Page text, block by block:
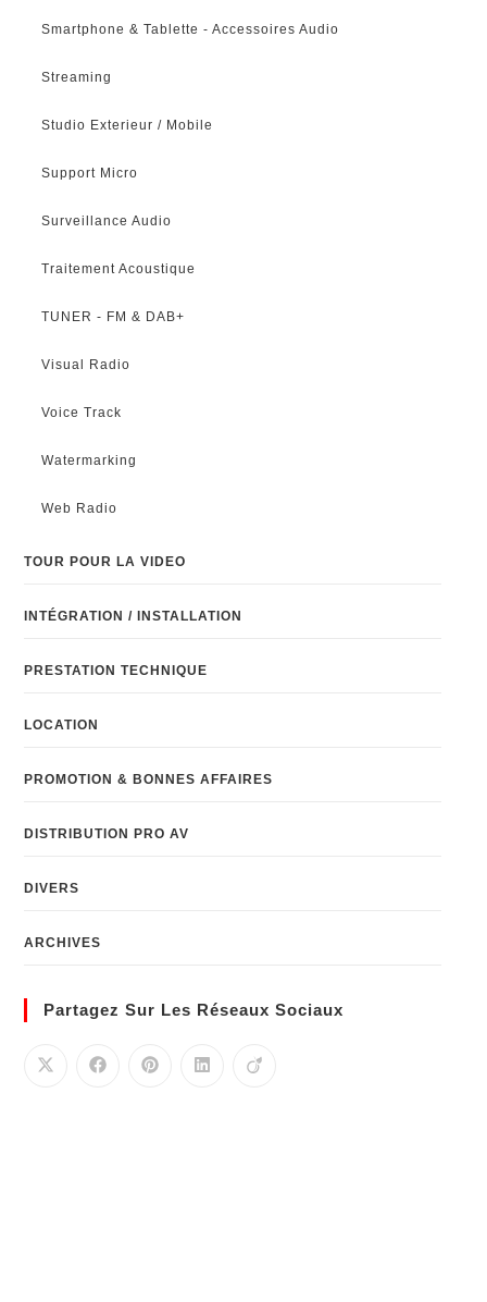
Smartphone & Tablette - Accessoires Audio
Streaming
Studio Exterieur / Mobile
Support Micro
Surveillance Audio
Traitement Acoustique
TUNER - FM & DAB+
Visual Radio
Voice Track
Watermarking
Web Radio
TOUR POUR LA VIDEO
INTÉGRATION / INSTALLATION
PRESTATION TECHNIQUE
LOCATION
PROMOTION & BONNES AFFAIRES
DISTRIBUTION PRO AV
DIVERS
ARCHIVES
Partagez Sur Les Réseaux Sociaux